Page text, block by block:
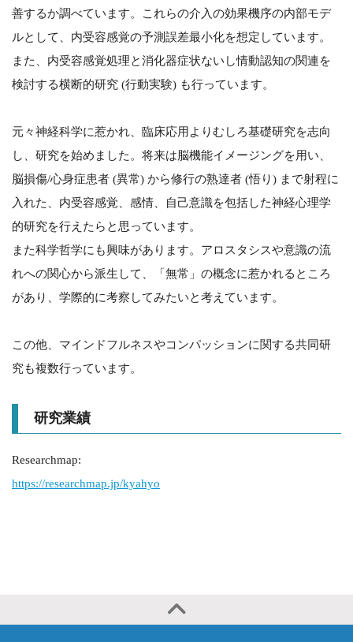
善するか調べています。これらの介入の効果機序の内部モデ
ルとして、内受容感覚の予測誤差最小化を想定しています。
また、内受容感覚処理と消化器症状ないし情動認知の関連を
検討する横断的研究 (行動実験) も行っています。
元々神経科学に惹かれ、臨床応用よりむしろ基礎研究を志向
し、研究を始めました。将来は脳機能イメージングを用い、
脳損傷/心身症患者 (異常) から修行の熟達者 (悟り) まで射程に
入れた、内受容感覚、感情、自己意識を包括した神経心理学
的研究を行えたらと思っています。
また科学哲学にも興味があります。アロスタシスや意識の流
れへの関心から派生して、「無常」の概念に惹かれるところ
があり、学際的に考察してみたいと考えています。
この他、マインドフルネスやコンパッションに関する共同研
究も複数行っています。
研究業績
Researchmap:
https://researchmap.jp/kyahyo